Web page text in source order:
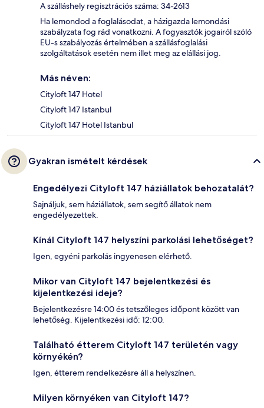
A szálláshely regisztrációs száma: 34-2613
Ha lemondod a foglalásodat, a házigazda lemondási
szabályzata fog rád vonatkozni. A fogyasztók jogairól szóló
EU-s szabályozás értelmében a szállásfoglalási
szolgáltatások esetén nem illet meg az elállási jog.
Más néven:
Cityloft 147 Hotel
Cityloft 147 Istanbul
Cityloft 147 Hotel Istanbul
Gyakran ismételt kérdések
Engedélyezi Cityloft 147 háziállatok behozatalát?
Sajnáljuk, sem háziállatok, sem segítő állatok nem
engedélyezettek.
Kínál Cityloft 147 helyszíni parkolási lehetőséget?
Igen, egyéni parkolás ingyenesen elérhető.
Mikor van Cityloft 147 bejelentkezési és
kijelentkezési ideje?
Bejelentkezésre 14:00 és tetszőleges időpont között van
lehetőség. Kijelentkezési idő: 12:00.
Található étterem Cityloft 147 területén vagy
környékén?
Igen, étterem rendelkezésre áll a helyszínen.
Milyen környéken van Cityloft 147?